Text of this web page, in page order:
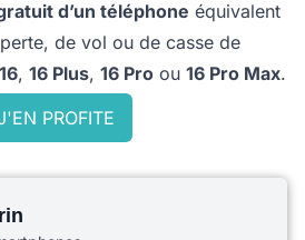
d’un téléphone équivalent
de vol ou de casse de
, 16 Plus, 16 Pro ou 16 Pro Max.
PROFITE